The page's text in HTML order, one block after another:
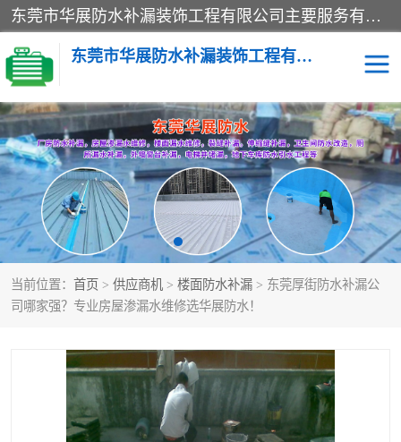
东莞市华展防水补漏装饰工程有限公司主要服务有：东莞防水补漏，东莞厂房防水补漏，东莞房屋渗漏水维修，楼面漏水维修，裂缝补漏，伸缩缝补漏，卫生间防水改造，厕所漏水补漏，外墙窗台补漏，电梯井堵漏，地下车库防水引水工程等
东莞市华展防水补漏装饰工程有限公司
当前位置： 首页 > 供应商机 > 楼面防水补漏 > 东莞厚街防水补漏公
司哪家强？专业房屋渗漏水维修选华展防水！
楼面防水补漏 外墙防水补漏
阳台卫生间防水补漏 地下室防水补漏
金属房搭建及补漏